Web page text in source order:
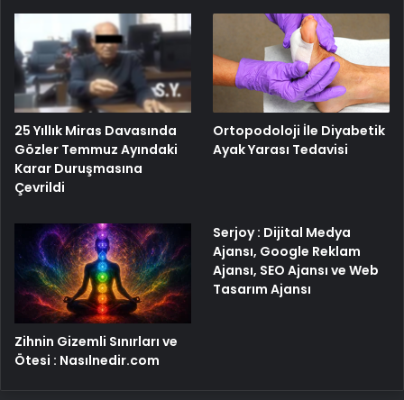
25 Yıllık Miras Davasında
Gözler Temmuz Ayındaki
Karar Duruşmasına
Çevrildi
Ortopodoloji İle Diyabetik
Ayak Yarası Tedavisi
Zihnin Gizemli Sınırları ve
Ötesi : Nasılnedir.com
Serjoy : Dijital Medya
Ajansı, Google Reklam
Ajansı, SEO Ajansı ve Web
Tasarım Ajansı